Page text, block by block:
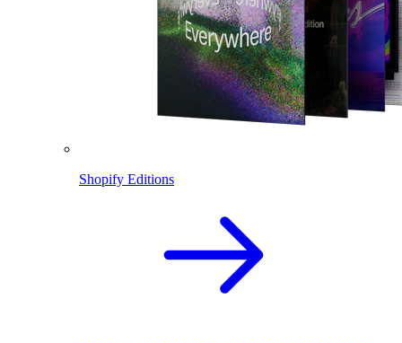
Shopify Editions